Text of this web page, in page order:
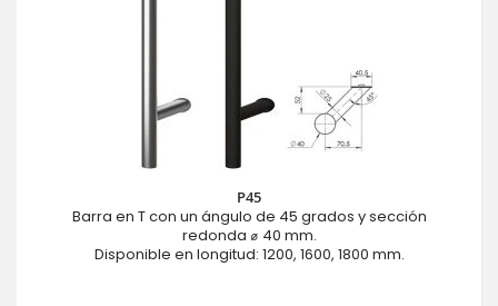
P45
Barra en T con un ángulo de 45 grados y sección
redonda ⌀ 40 mm.
Disponible en longitud: 1200, 1600, 1800 mm.